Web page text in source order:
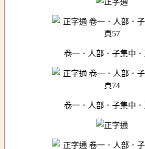
卷一．人部．子集中．
卷一．人部．子集中．